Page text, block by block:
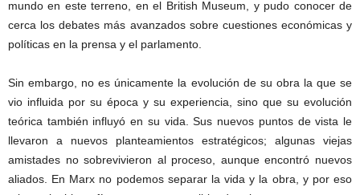
mundo en este terreno, en el British Museum, y pudo conocer de
cerca los debates más avanzados sobre cuestiones económicas y
políticas en la prensa y el parlamento.
Sin embargo, no es únicamente la evolución de su obra la que se
vio influida por su época y su experiencia, sino que su evolución
teórica también influyó en su vida. Sus nuevos puntos de vista le
llevaron a nuevos planteamientos estratégicos; algunas viejas
amistades no sobrevivieron al proceso, aunque encontró nuevos
aliados. En Marx no podemos separar la vida y la obra, y por eso